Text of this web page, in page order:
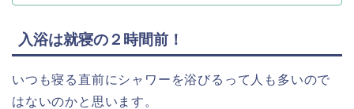
入浴は就寝の２時間前！
いつも寝る直前にシャワーを浴びるって人も多いので
はないのかと思います。